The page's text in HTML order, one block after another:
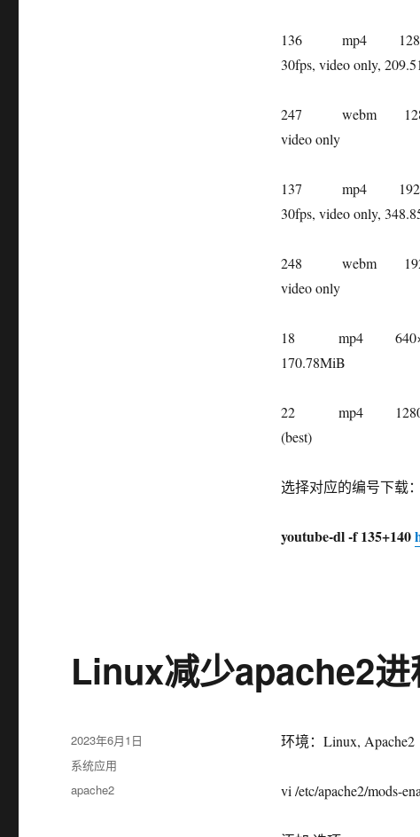
136 mp4
30fps, video only,
247 webm
video only
137 mp4
30fps, video only,
248 webm
video only
18 mp4
170.78MiB
22 mp4
(best)
选择对应的编号下载：
youtube-dl -f 135+140
Linux减少apache2进
环境：Linux, Apache2
vi /etc/apache2/mods-
发
布
于
2023年6月1日
分
系统应用
标
apache2